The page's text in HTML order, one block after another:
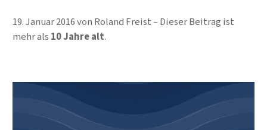
19. Januar 2016von Roland Freist
Dieser Beitrag ist
mehr als 10 Jahre alt.